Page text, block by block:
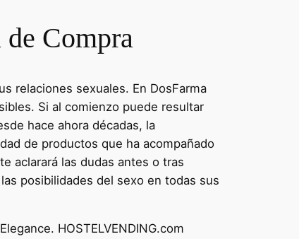
Compra
relaciones sexuales. En DosFarma
Si al comienzo puede resultar
hace ahora décadas, la
de productos que ha acompañado
aclarará las dudas antes o tras
posibilidades del sexo en todas sus
HOSTELVENDING.com